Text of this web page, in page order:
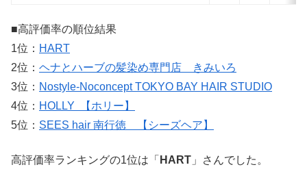
■高評価率の順位結果
1位： HART
2位： ヘナとハーブの髪染め専門店 きみいろ
3位： Nostyle‐Noconcept TOKYO BAY HAIR STUDIO
4位： HOLLY 【ホリー】
5位： SEES hair 南行徳 【シーズヘア】
高評価率ランキングの1位は「 HART 」さんでした。